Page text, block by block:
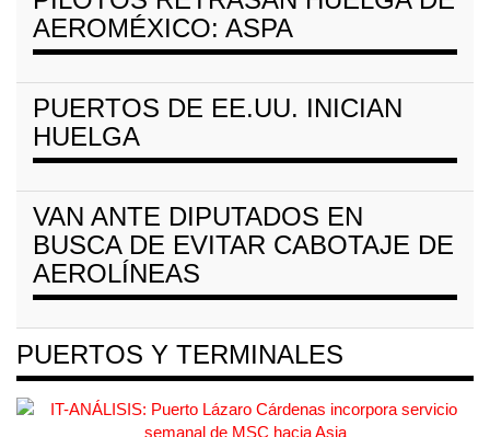
AEROMÉXICO: ASPA
PUERTOS DE EE.UU. INICIAN
HUELGA
VAN ANTE DIPUTADOS EN
BUSCA DE EVITAR CABOTAJE DE
AEROLÍNEAS
PUERTOS Y TERMINALES